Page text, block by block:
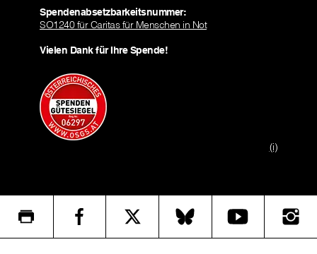
Spendenabsetzbarkeitsnummer:
SO1240 für Caritas für Menschen in Not
Vielen Dank für Ihre Spende!
(i)